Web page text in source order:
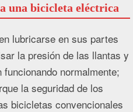
una bicicleta eléctrica
lubricarse en sus partes
la presión de las llantas y
normalmente;
la seguridad de los
bicicletas convencionales